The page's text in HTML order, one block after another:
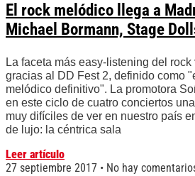
El rock melódico llega a
Michael Bormann, Stage
La faceta más easy-listening del
gracias al DD Fest 2, definido como
melódico definitivo". La promotora
en este ciclo de cuatro conciertos
muy difíciles de ver en nuestro país
de lujo: la céntrica sala
Leer artículo
27 septiembre 2017
No hay